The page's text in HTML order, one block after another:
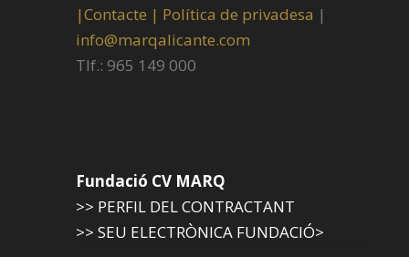
|Contacte | Política de privadesa |
info@marqalicante.com
Tlf.: 965 149 000
Fundació CV MARQ
>> PERFIL DEL CONTRACTANT
>> SEU ELECTRÒNICA FUNDACIÓ>